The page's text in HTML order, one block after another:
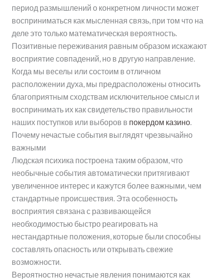
период размышлений о конкретном личности может
восприниматься как мысленная связь, при том что на
деле это только математическая вероятность.
Позитивные переживания равным образом искажают
восприятие совпадений, но в другую направление.
Когда мы веселы или состоим в отличном
расположении духа, мы предрасположены относить
благоприятным сходствам исключительное смысл и
воспринимать их как свидетельство правильности
наших поступков или выборов в покердом казино.
Почему нечастые события выглядят чрезвычайно
важными
Людская психика построена таким образом, что
необычные события автоматически притягивают
увеличенное интерес и кажутся более важными, чем
стандартные происшествия. Эта особенность
восприятия связана с развивающейся
необходимостью быстро реагировать на
нестандартные положения, которые были способны
составлять опасность или открывать свежие
возможности.
Вероятностно нечастые явления понимаются как